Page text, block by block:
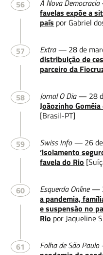
56 A Nova Democracia
favelas expõe a
país por Gabriel
57 Extra — 28 de
distribuição de
parceiro da
58 Jornal O Dia— 28
Joãozinho
[Brasil-PT]
59 Swiss Info — 26
‘isolamento
favela do Rio
60 Esquerda Online —
a pandemia,
e suspensão no
Rio por Jaqueline
61 Folha de São